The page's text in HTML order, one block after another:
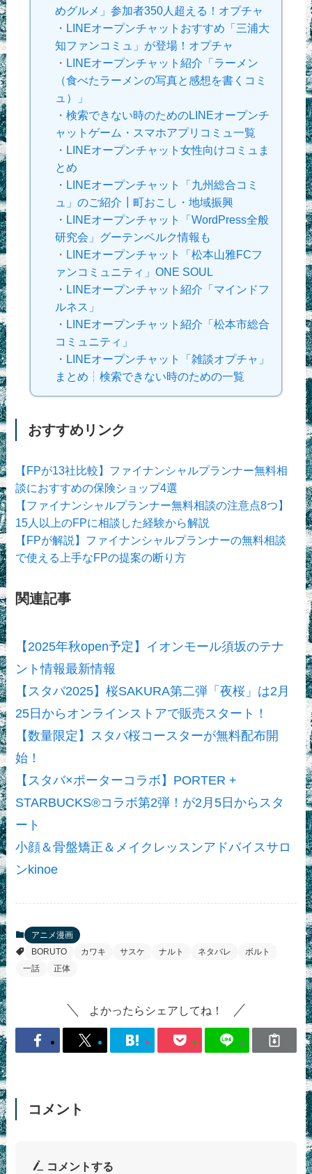
めグルメ」参加者350人超える！オプチャ
・ LINEオープンチャットおすすめ「三浦大
知ファンコミュ」が登場！オプチャ
・ LINEオープンチャット紹介「ラーメン
（食べたラーメンの写真と感想を書くコミ
ュ）」
・ 検索できない時のためのLINEオープンチ
ャットゲーム・スマホアプリコミュ一覧
・ LINEオープンチャット女性向けコミュま
とめ
・ LINEオープンチャット「九州総合コミ
ュ」のご紹介┃町おこし・地域振興
・ LINEオープンチャット「WordPress全般
研究会」グーテンベルク情報も
・ LINEオープンチャット「松本山雅FCフ
ァンコミュニティ」ONE SOUL
・ LINEオープンチャット紹介「マインドフ
ルネス」
・ LINEオープンチャット紹介「松本市総合
コミュニティ」
・ LINEオープンチャット「雑談オプチャ」
まとめ┆検索できない時のための一覧
おすすめリンク
【FPが13社比較】ファイナンシャルプランナー無料相
談におすすめの保険ショップ4選
【ファイナンシャルプランナー無料相談の注意点8つ】
15人以上のFPに相談した経験から解説
【FPが解説】ファイナンシャルプランナーの無料相談
で使える上手なFPの提案の断り方
関連記事
【2025年秋open予定】イオンモール須坂のテナ
ント情報最新情報
【スタバ2025】桜SAKURA第二弾「夜桜」は2月
25日からオンラインストアで販売スタート！
【数量限定】スタバ桜コースターが無料配布開
始！
【スタバ×ポーターコラボ】PORTER +
STARBUCKS®コラボ第2弾！が2月5日からスタ
ート
小顔＆骨盤矯正＆メイクレッスンアドバイスサロ
ンkinoe
アニメ漫画
BORUTO
カワキ サスケ ナルト ネタバレ
ボルト
一話
正体
よかったらシェアしてね！
コメント
コメントする